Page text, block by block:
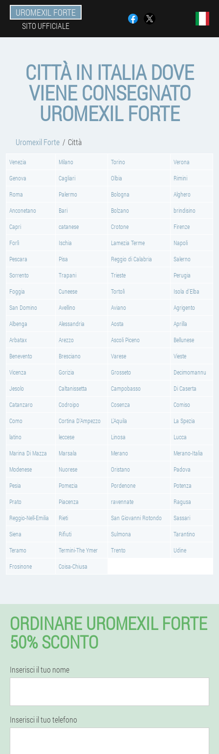
UROMEXIL FORTE
SITO UFFICIALE
CITTÀ IN ITALIA DOVE
VIENE CONSEGNATO
UROMEXIL FORTE
Uromexil Forte Città
Venezia Milano Torino Verona
Genova Cagliari Olbia Rimini
Roma Palermo Bologna Alghero
Anconetano Bari Bolzano brindisino
Capri catanese Crotone Firenze
Forlì Ischia Lamezia Terme Napoli
Pescara Pisa Reggio di Calabria Salerno
Sorrento Trapani Trieste Perugia
Foggia Cuneese Tortolì Isola d'Elba
San Domino Avellino Aviano Agrigento
Albenga Alessandria Aosta Aprilla
Arbatax Arezzo Ascoli Piceno Bellunese
Benevento Bresciano Varese Vieste
Vicenza Gorizia Grosseto Decimomannu
Jesolo Caltanissetta Campobasso Di Caserta
Catanzaro Codroipo Cosenza Comiso
Como Cortina D'Ampezzo L'Aquila La Spezia
latino leccese Linosa Lucca
Marina Di Mazza Marsala Merano Merano-Italia
Modenese Nuorese Oristano Padova
Pesia Pomezia Pordenone Potenza
Prato Piacenza ravennate Ragusa
Reggio-Nell-Emilia Rieti San Giovanni Rotondo Sassari
Siena Rifiuti Sulmona Tarantino
Teramo Termini-The Ymer Trento Udine
Frosinone Coisa-Chiusa
ORDINARE UROMEXIL FORTE
50% SCONTO
Inserisci il tuo nome
Inserisci il tuo telefono